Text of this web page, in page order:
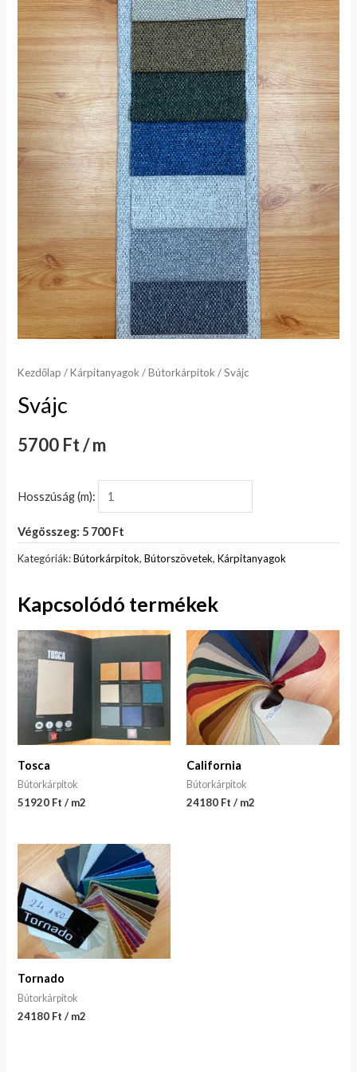
Kezdőlap /Kárpitanyagok /Bútorkárpitok / Svájc
Svájc
5700 Ft / m
Hosszúság (m):
Végösszeg: 5 700 Ft
Kategóriák:Bútorkárpitok,Bútorszövetek,Kárpitanyagok
Kapcsolódó termékek
Tosca
Bútorkárpitok
51920 Ft / m2
California
Bútorkárpitok
24180 Ft / m2
Tornado
Bútorkárpitok
24180 Ft / m2